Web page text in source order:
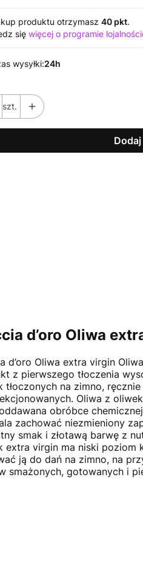
produktu otrzymasz 40 pkt.
się więcej o programie
wysyłki:24h
szt.
d’oro Oliwa
d’oro Oliwa extra virgin
z pierwszego tłoczenia
tłoczonych na zimno,
Oliwa z
obróbce
zachować niezmieniony
smak i złotawą barwę z
extra virgin ma niski poziom
ją do dań na zimno, na
smażonych, gotowanych i